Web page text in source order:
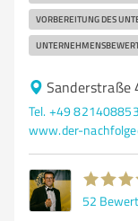
VORBEREITUNG DES
Sanderstraße
Tel. +49
www.der-
52